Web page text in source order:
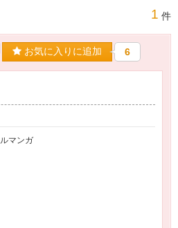
1 件
お気に入りに追加 6
マンガ